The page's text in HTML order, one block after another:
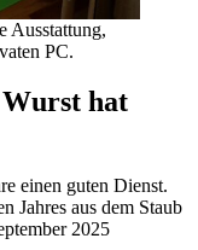
Ausstattung,
PC.
hat
einen guten Dienst.
Jahres aus dem Staub
2025